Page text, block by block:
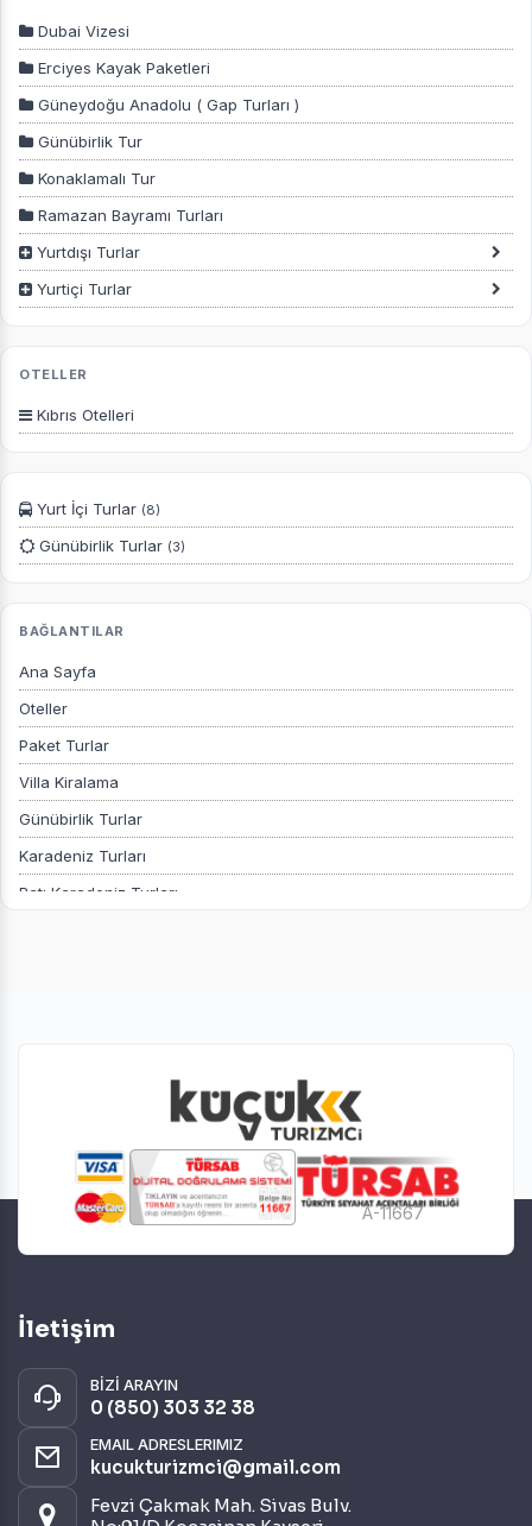
Dubai Vizesi
Erciyes Kayak Paketleri
Güneydoğu Anadolu ( Gap Turları )
Günübirlik Tur
Konaklamalı Tur
Ramazan Bayramı Turları
Yurtdışı Turlar
Yurtiçi Turlar
OTELLER
Kıbrıs Otelleri
Yurt İçi Turlar (8)
Günübirlik Turlar (3)
BAĞLANTILAR
Ana Sayfa
Oteller
Paket Turlar
Villa Kiralama
Günübirlik Turlar
Karadeniz Turları
Batı Karadeniz Turları
A-11667
İletişim
BİZİ ARAYIN
0 (850) 303 32 38
EMAIL ADRESLERIMIZ
kucukturizmci@gmail.com
Fevzi Çakmak Mah. Sivas Bulv.